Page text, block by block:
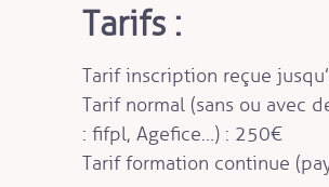
Tarifs :
Tarif inscription reçue
Tarif normal (sans ou avec
: fifpl, Agefice…) : 250€
Tarif formation continue